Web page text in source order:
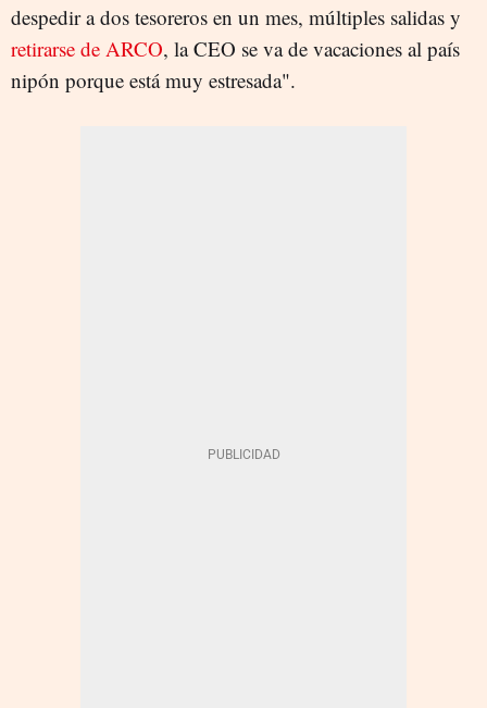
despedir a dos tesoreros en un mes, múltiples salidas y
retirarse de ARCO, la CEO se va de vacaciones al país
nipón porque está muy estresada".